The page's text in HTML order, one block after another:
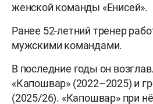
женской команды «Енисей».
Ранее 52-летний тренер
мужскими командами.
В последние годы он
«Капошвар» (2022–2025) и
(2025/26). «Капошвар» при